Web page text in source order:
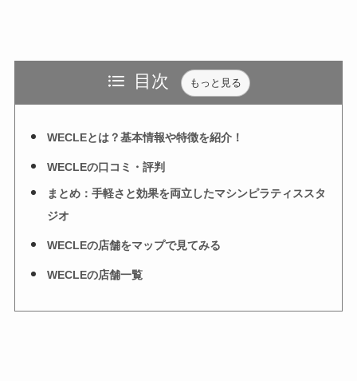
目次 もっと見る
WECLEとは？基本情報や特徴を紹介！
WECLEの口コミ・評判
まとめ：手軽さと効果を両立したマシンピラティススタ
ジオ
WECLEの店舗をマップで見てみる
WECLEの店舗一覧